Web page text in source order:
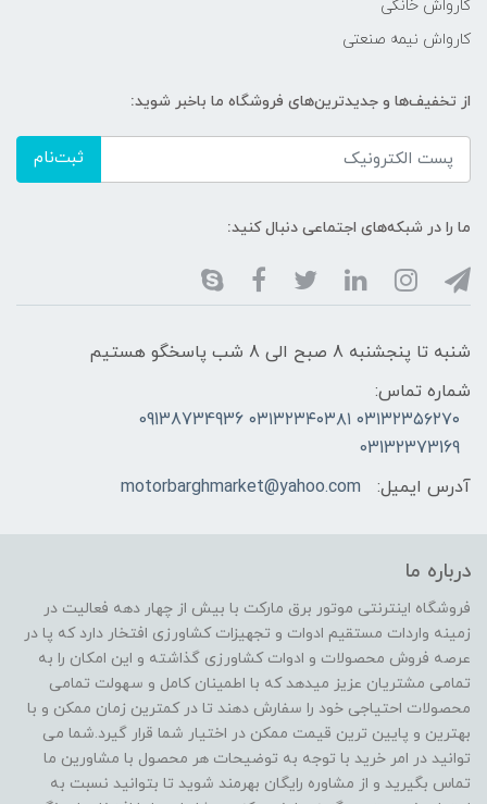
کارواش خانگی
کارواش نیمه صنعتی
از تخفیف‌ها و جدیدترین‌های فروشگاه ما باخبر شوید:
ثبت‌نام
ما را در شبکه‌های اجتماعی دنبال کنید:
شنبه تا پنجشنبه 8 صبح الی 8 شب پاسخگو هستیم
شماره تماس:
۰۳۱۳۲۳۵۶۲۷۰ ۰۳۱۳۲۳۴۰۳۸۱ 09138734936
03132373169
آدرس ایمیل:
motorbarghmarket@yahoo.com
درباره ما
فروشگاه اینترنتی موتور برق مارکت با بیش از چهار دهه فعالیت در
زمینه واردات مستقیم ادوات و تجهیزات کشاورزی افتخار دارد که پا در
عرصه فروش محصولات و ادوات کشاورزی گذاشته و این امکان را به
تمامی مشتریان عزیز میدهد که با اطمینان کامل و سهولت تمامی
محصولات احتیاجی خود را سفارش دهند تا در کمترین زمان ممکن و با
بهترین و پایین ترین قیمت ممکن در اختیار شما قرار گیرد.شما می
توانید در امر خرید با توجه به توضیحات هر محصول با مشاورین ما
تماس بگیرید و از مشاوره رایگان بهرمند شوید تا بتوانید نسبت به